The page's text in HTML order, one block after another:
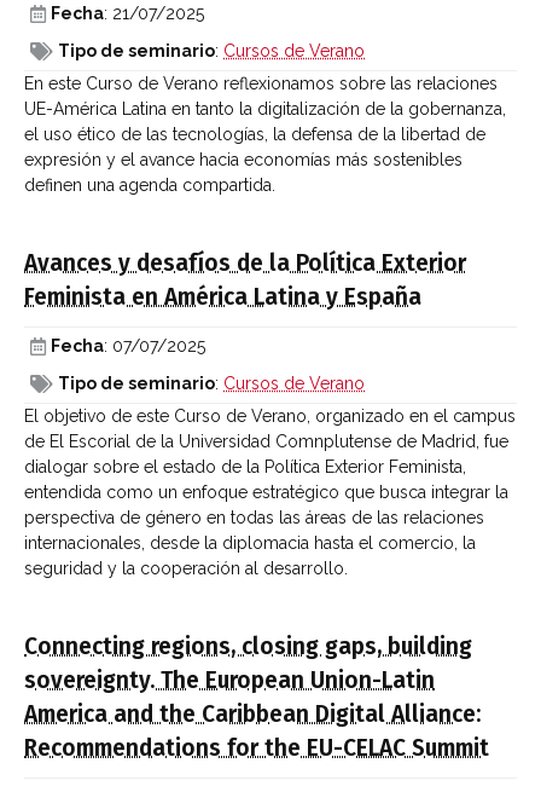
Fecha: 21/07/2025
Tipo de seminario: Cursos de Verano
En este Curso de Verano reflexionamos sobre las relaciones
UE-América Latina en tanto la digitalización de la gobernanza,
el uso ético de las tecnologías, la defensa de la libertad de
expresión y el avance hacia economías más sostenibles
definen una agenda compartida.
Avances y desafíos de la Política Exterior
Feminista en América Latina y España
Fecha: 07/07/2025
Tipo de seminario: Cursos de Verano
El objetivo de este Curso de Verano, organizado en el campus
de El Escorial de la Universidad Comnplutense de Madrid, fue
dialogar sobre el estado de la Política Exterior Feminista,
entendida como un enfoque estratégico que busca integrar la
perspectiva de género en todas las áreas de las relaciones
internacionales, desde la diplomacia hasta el comercio, la
seguridad y la cooperación al desarrollo.
Connecting regions, closing gaps, building
sovereignty. The European Union-Latin
America and the Caribbean Digital Alliance:
Recommendations for the EU-CELAC Summit